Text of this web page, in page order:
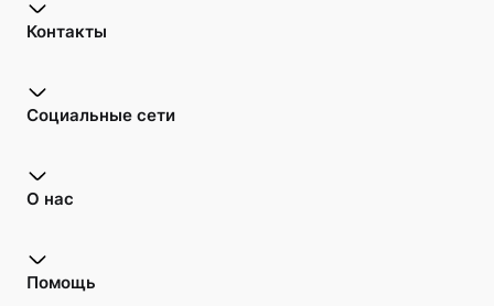
Контакты
Социальные сети
О нас
Помощь